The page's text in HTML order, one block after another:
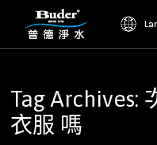
Tag Archives:
衣服 嗎